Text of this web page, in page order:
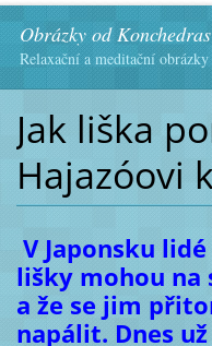
Obrázky od Konchedras
Relaxační a meditační obrázky
Jak liška
Hajazóovi
V Japonsku
lišky mohou na
a že se jim
napálit. Dnes